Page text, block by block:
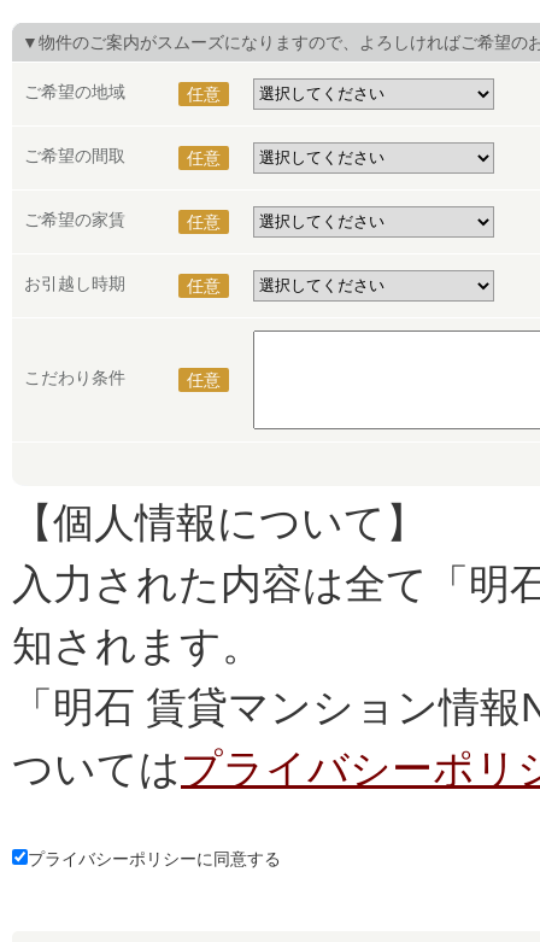
▼物件のご案内がスムーズになりますので、よろしければご希望の
ご希望の地域 任意
ご希望の間取 任意
ご希望の家賃 任意
お引越し時期 任意
こだわり条件 任意
【個人情報について】
入力された内容は全て「明
知されます。
「明石 賃貸マンション情
ついてはプライバシーポリ
プライバシーポリシーに同意する